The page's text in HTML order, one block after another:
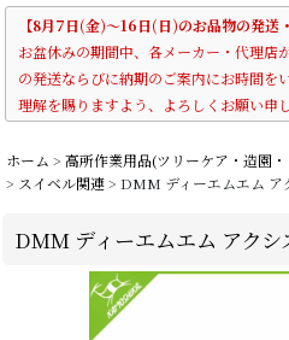
【8月7日(金)～16日(日)のお品物の発送
お盆休みの期間中、各メーカー・代理店
の発送ならびに納期のご案内にお時間を
理解を賜りますよう、よろしくお願い申し
ホーム > 高所作業用品(ツリーケア・造園
> スイベル関連> DMM ディーエムエム ア
DMM ディーエムエム アク